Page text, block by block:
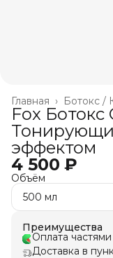
Ботокс /
Главная ›
Fox
эффектом
4 500 ₽
Объём
500 мл
Преимущества
Оплата
Доставка в